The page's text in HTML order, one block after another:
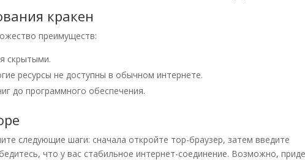
кракен
преимуществ:
скрытыми.
ресурсы не доступны в обычном интернете.
до программного обеспечения.
следующие шаги: сначала откройте тор-браузер, затем введите
что у вас стабильное интернет-соединение. Возможно,